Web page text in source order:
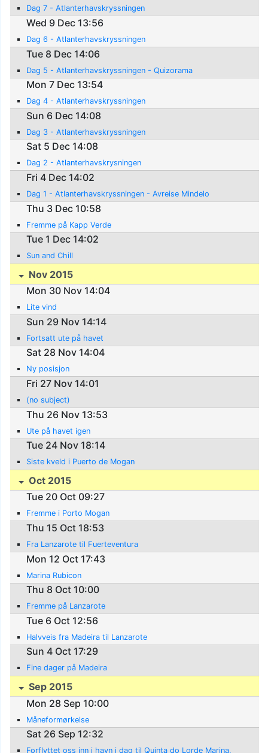
Dag 7 - Atlanterhavskryssningen
Wed 9 Dec 13:56
Dag 6 - Atlanterhavskryssningen
Tue 8 Dec 14:06
Dag 5 - Atlanterhavskryssningen - Quizorama
Mon 7 Dec 13:54
Dag 4 - Atlanterhavskryssningen
Sun 6 Dec 14:08
Dag 3 - Atlanterhavskryssningen
Sat 5 Dec 14:08
Dag 2 - Atlanterhavskrysningen
Fri 4 Dec 14:02
Dag 1 - Atlanterhavskryssningen - Avreise Mindelo
Thu 3 Dec 10:58
Fremme på Kapp Verde
Tue 1 Dec 14:02
Sun and Chill
Nov 2015
Mon 30 Nov 14:04
Lite vind
Sun 29 Nov 14:14
Fortsatt ute på havet
Sat 28 Nov 14:04
Ny posisjon
Fri 27 Nov 14:01
(no subject)
Thu 26 Nov 13:53
Ute på havet igen
Tue 24 Nov 18:14
Siste kveld i Puerto de Mogan
Oct 2015
Tue 20 Oct 09:27
Fremme i Porto Mogan
Thu 15 Oct 18:53
Fra Lanzarote til Fuerteventura
Mon 12 Oct 17:43
Marina Rubicon
Thu 8 Oct 10:00
Fremme på Lanzarote
Tue 6 Oct 12:56
Halvveis fra Madeira til Lanzarote
Sun 4 Oct 17:29
Fine dager på Madeira
Sep 2015
Mon 28 Sep 10:00
Måneformørkelse
Sat 26 Sep 12:32
Forflyttet oss inn i havn i dag til Quinta do Lorde Marina,